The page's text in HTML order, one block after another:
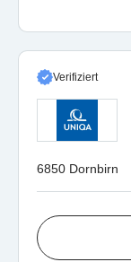
Verifiziert
6850 Dornbirn